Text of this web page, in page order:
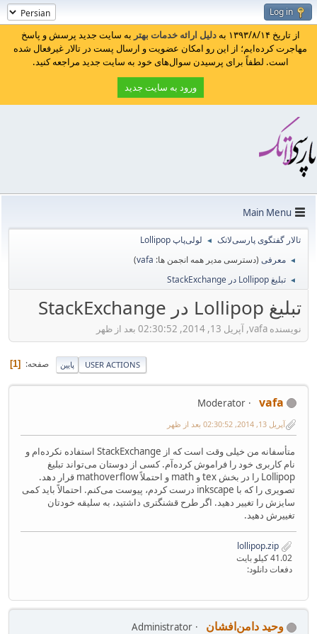
Log in
از تاریخ ۱۳۹۳/۸/۱۴ به دلیل ارائه خدمات بهتر به سایت جدید پرسش و پاسخ
مهاجرت کرده‌ایم؛ از این رو امکان عضویت و ارسال پست در تالار غیرفعال شده
است. لطفاً برای پرسیدن سوال‌های خود به سایت جدید مراجعه کنید.
ورود به سایت جدید
Main Menu
تالار گفتگوی پارسی‌لاتک ◄ لولی‌پاپ Lollipop
◄ معرفی (دسترسی مدیر همه انجمن ها: vafa
)
◄ تبلیغ Lollipop در StackExchange
تبلیغ Lollipop در StackExchange
نویسنده vafa, آپریل 13, 2014, 02:30:52 بعد از ظهر
پایین صفحه 1 USER ACTIONS
vafa
Moderator
آپریل 13, 2014, 02:30:52 بعد از ظهر
متأسفانه من خیلی وقت است که از StackExchange استفاده نکرده‌ام و
نام کاربری خود را فراموش کرده‌آم. کسی از دوستان می‌تواند تبلیغ
Lollipop را در بخش tex و math و احتملاً mathoverflow قرار دهد.
تصویری را که با inkscape درست کردم، پیوست می‌کنم. احتمالاً باید کمی
سایزش را تغییر دهید. اگر طرح قشنگتری داشتید، به سلیقه خودتان
تغییرش دهید.
41.02 کیلو بایت
دفعات دانلود:
وحید دامن‌افشان
Administrator